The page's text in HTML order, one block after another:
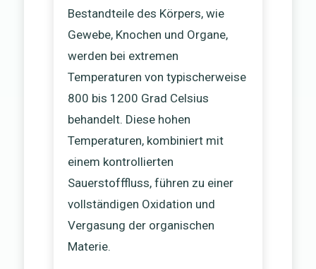
Bestandteile des Körpers, wie
Gewebe, Knochen und Organe,
werden bei extremen
Temperaturen von typischerweise
800 bis 1200 Grad Celsius
behandelt. Diese hohen
Temperaturen, kombiniert mit
einem kontrollierten
Sauerstofffluss, führen zu einer
vollständigen Oxidation und
Vergasung der organischen
Materie.